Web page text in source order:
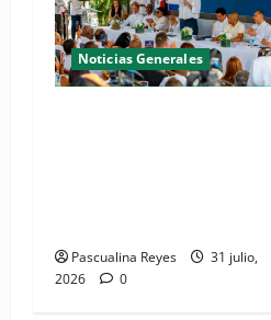
Noticias Generales
Pascualina Reyes
31 julio,
2026
0